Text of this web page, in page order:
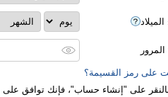
الميلاد
على رمز القسيمة؟
على "‏إنشاء حساب‏"، فإنك توافق على